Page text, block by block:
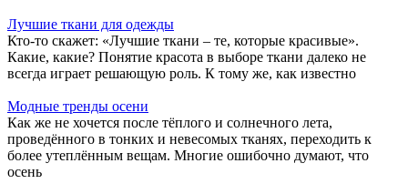
Лучшие ткани для одежды
Кто-то скажет: «Лучшие ткани – те, которые красивые».
Какие, какие? Понятие красота в выборе ткани далеко не
всегда играет решающую роль. К тому же, как известно
Модные тренды осени
Как же не хочется после тёплого и солнечного лета,
проведённого в тонких и невесомых тканях, переходить к
более утеплённым вещам. Многие ошибочно думают, что
осень